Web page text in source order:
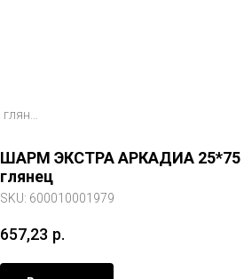
ШАРМ ЭКСТРА АРКАДИА 25*75
глянец
SKU: 600010001979
657,23 р.